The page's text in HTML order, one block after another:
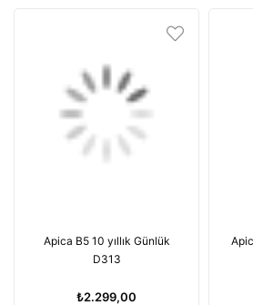
Apica B5 10 yıllık Günlük
D313
₺2.299,00